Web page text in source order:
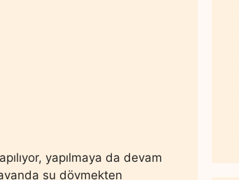
yapılmaya da devam
su dövmekten